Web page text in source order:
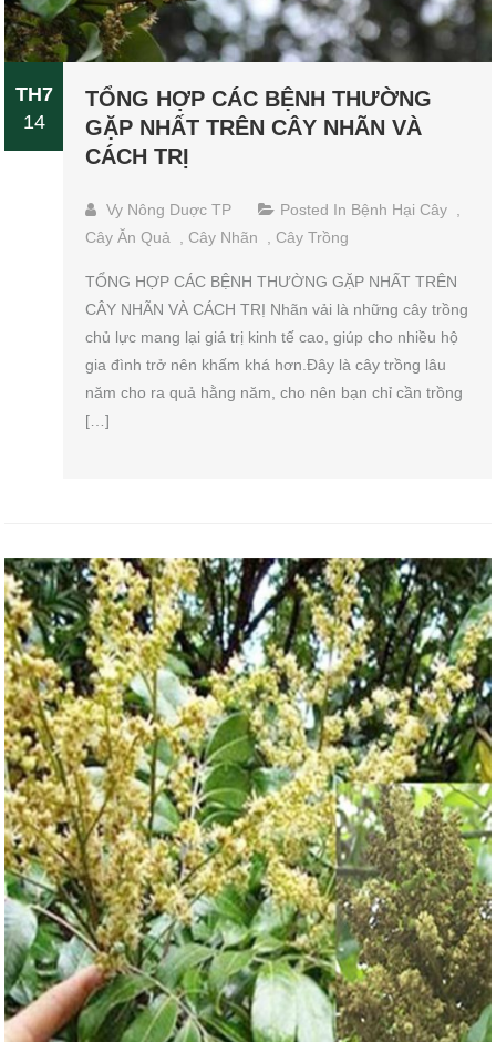
TH7
14
TỔNG HỢP CÁC BỆNH THƯỜNG
GẶP NHẤT TRÊN CÂY NHÃN VÀ
CÁCH TRỊ
Vy Nông Duợc TP Posted In Bệnh Hại Cây
Cây Ăn Quả
Cây Nhãn Cây Trồng
TỔNG HỢP CÁC BỆNH THƯỜNG GẶP NHẤT TRÊN
CÂY NHÃN VÀ CÁCH TRỊ Nhãn vải là những cây trồng
chủ lực mang lại giá trị kinh tế cao, giúp cho nhiều hộ
gia đình trở nên khấm khá hơn.Đây là cây trồng lâu
năm cho ra quả hằng năm, cho nên bạn chỉ cần trồng
[…]